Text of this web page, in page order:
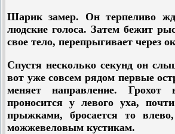
Шарик замер. Он терпеливо
людские голоса. Затем бежит
свое тело, перепрыгивает через
Спустя несколько секунд он
вот уже совсем рядом первые
меняет направление. Грохот
проносится у левого уха,
прыжками, бросается то
можжевеловым кустикам.